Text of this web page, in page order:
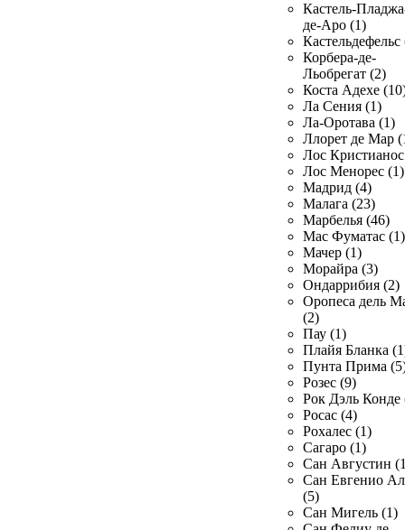
Кастель-
де-Аро (1)
Кастельдефельс
Корбера-де-
Льобрегат (2)
Коста Адехе
Ла Сения (1)
Ла-Оротава (1)
Ллорет де Мар
Лос
Лос Менорес (1)
Мадрид (4)
Малага (23)
Марбелья (46)
Мас Фуматас (1)
Мачер (1)
Морайра (3)
Ондаррибия (2)
Оропеса дель
(2)
Пау (1)
Плайя Бланка
Пунта Прима
Розес (9)
Рок Дэль Конде
Росас (4)
Рохалес (1)
Сагаро (1)
Сан Августин
Сан Евгенио
(5)
Сан Мигель (1)